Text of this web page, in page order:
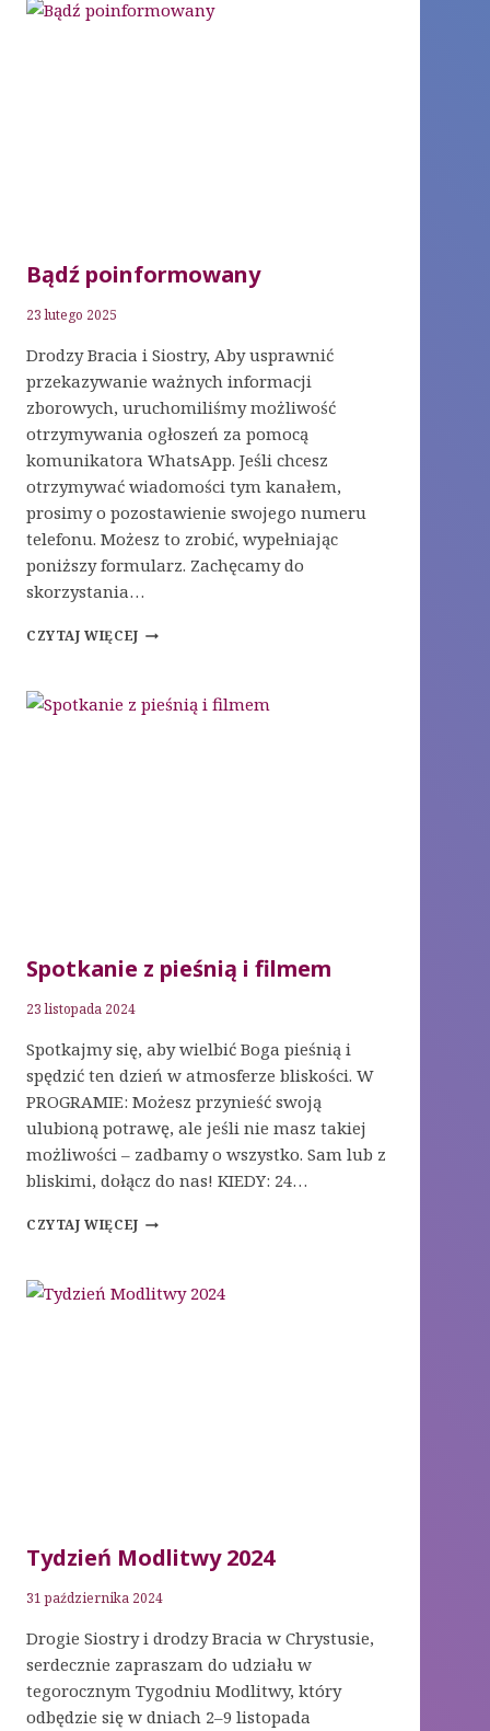
Bądź poinformowany
23 lutego 2025
Drodzy Bracia i Siostry, Aby usprawnić
przekazywanie ważnych informacji
zborowych, uruchomiliśmy możliwość
otrzymywania ogłoszeń za pomocą
komunikatora WhatsApp. Jeśli chcesz
otrzymywać wiadomości tym kanałem,
prosimy o pozostawienie swojego numeru
telefonu. Możesz to zrobić, wypełniając
poniższy formularz. Zachęcamy do
skorzystania…
CZYTAJ WIĘCEJBĄDŹ
Spotkanie z pieśnią i filmem
23 listopada 2024
Spotkajmy się, aby wielbić Boga pieśnią i
spędzić ten dzień w atmosferze bliskości. W
PROGRAMIE: Możesz przynieść swoją
ulubioną potrawę, ale jeśli nie masz takiej
możliwości – zadbamy o wszystko. Sam lub z
bliskimi, dołącz do nas! KIEDY: 24…
CZYTAJ WIĘCEJSPOTKANIE
FILMEM
Tydzień Modlitwy 2024
31 października 2024
Drogie Siostry i drodzy Bracia w Chrystusie,
serdecznie zapraszam do udziału w
tegorocznym Tygodniu Modlitwy, który
odbędzie się w dniach 2–9 listopada